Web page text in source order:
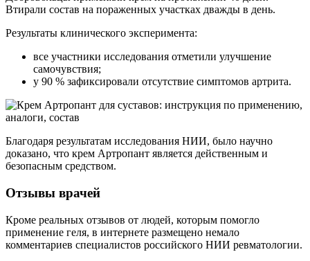
Втирали состав на пораженных участках дважды в день.
Результаты клинического эксперимента:
все участники исследования отметили улучшение
самочувствия;
у 90 % зафиксировали отсутствие симптомов артрита.
Благодаря результатам исследования НИИ, было научно
доказано, что крем Артропант является действенным и
безопасным средством.
Отзывы врачей
Кроме реальных отзывов от людей, которым помогло
применение геля, в интернете размещено немало
комментариев специалистов российского НИИ ревматологии.